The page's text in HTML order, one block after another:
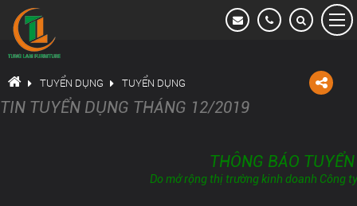
TRANG CHỦ
GIỚI THIỆU
VĂN PHÒNG CHO THUÊ
TUYỂN DỤNG TUYỂN DỤNG
TIN TUYỂN DỤNG THÁNG 12/2019
THÔNG BÁO
Do mở rộng thị trường kinh doanh Công